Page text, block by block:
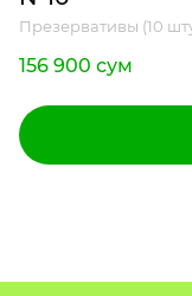
Презервативы (10
156 900 сум